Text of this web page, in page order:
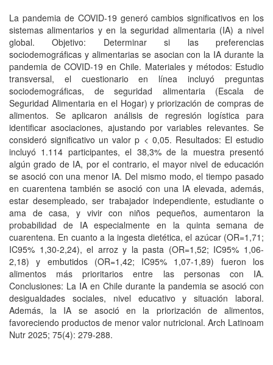
La pandemia de COVID-19 generó cambios significativos en los
sistemas alimentarios y en la seguridad alimentaria (IA) a nivel
global. Objetivo: Determinar si las preferencias
sociodemográficas y alimentarias se asocian con la IA durante la
pandemia de COVID-19 en Chile. Materiales y métodos: Estudio
transversal, el cuestionario en línea incluyó preguntas
sociodemográficas, de seguridad alimentaria (Escala de
Seguridad Alimentaria en el Hogar) y priorización de compras de
alimentos. Se aplicaron análisis de regresión logística para
identificar asociaciones, ajustando por variables relevantes. Se
consideró significativo un valor p < 0,05. Resultados: El estudio
incluyó 1.114 participantes, el 38,3% de la muestra presentó
algún grado de IA, por el contrario, el mayor nivel de educación
se asoció con una menor IA. Del mismo modo, el tiempo pasado
en cuarentena también se asoció con una IA elevada, además,
estar desempleado, ser trabajador independiente, estudiante o
ama de casa, y vivir con niños pequeños, aumentaron la
probabilidad de IA especialmente en la quinta semana de
cuarentena. En cuanto a la ingesta dietética, el azúcar (OR=1,71;
IC95% 1,30-2,24), el arroz y la pasta (OR=1,52; IC95% 1,06-
2,18) y embutidos (OR=1,42; IC95% 1,07-1,89) fueron los
alimentos más prioritarios entre las personas con IA.
Conclusiones: La IA en Chile durante la pandemia se asoció con
desigualdades sociales, nivel educativo y situación laboral.
Además, la IA se asoció en la priorización de alimentos,
favoreciendo productos de menor valor nutricional. Arch Latinoam
Nutr 2025; 75(4): 279-288.